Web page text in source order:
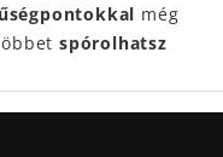
még
spórolhatsz
SEGÍTIK